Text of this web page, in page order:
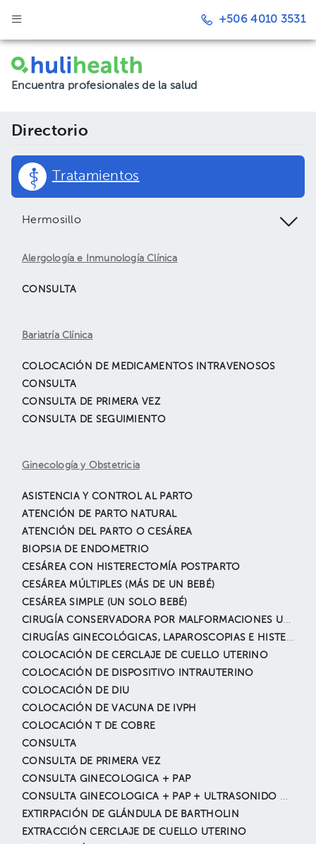
+506 4010 3531
Encuentra profesionales de la salud
Directorio
Tratamientos
Hermosillo
Alergología e Inmunología Clínica
CONSULTA
Bariatría Clínica
COLOCACIÓN DE MEDICAMENTOS INTRAVENOSOS
CONSULTA
CONSULTA DE PRIMERA VEZ
CONSULTA DE SEGUIMIENTO
Ginecología y Obstetricia
ASISTENCIA Y CONTROL AL PARTO
ATENCIÓN DE PARTO NATURAL
ATENCIÓN DEL PARTO O CESÁREA
BIOPSIA DE ENDOMETRIO
CESÁREA CON HISTERECTOMÍA POSTPARTO
CESÁREA MÚLTIPLES (MÁS DE UN BEBÉ)
CESÁREA SIMPLE (UN SOLO BEBÉ)
CIRUGÍA CONSERVADORA POR MALFORMACIONES UTERINAS
CIRUGÍAS GINECOLÓGICAS, LAPAROSCOPIAS E HISTEROSCOPIA
COLOCACIÓN DE CERCLAJE DE CUELLO UTERINO
COLOCACIÓN DE DISPOSITIVO INTRAUTERINO
COLOCACIÓN DE DIU
COLOCACIÓN DE VACUNA DE IVPH
COLOCACIÓN T DE COBRE
CONSULTA
CONSULTA DE PRIMERA VEZ
CONSULTA GINECOLOGICA + PAP
CONSULTA GINECOLOGICA + PAP + ULTRASONIDO GINECOLOGICO
EXTIRPACIÓN DE GLÁNDULA DE BARTHOLIN
EXTRACCIÓN CERCLAJE DE CUELLO UTERINO